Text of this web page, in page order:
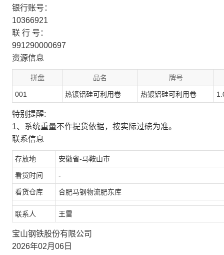
银行账号：
10366921
联 行 号：
991290000697
资源信息
拼盘 品名 牌号
001 热镀铝硅可利用卷 热镀铝硅可利用卷
特别提醒:
1、系统重量不作提货依据，按实际过磅为准。
联系信息
存放地 安徽省-马鞍山市
看货时间 -
看货仓库 合肥马钢物流肥东库
联系人 王雷
宝山钢铁股份有限公司
2026年02月06日